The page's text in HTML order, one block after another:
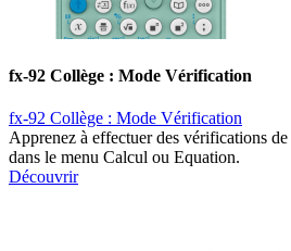
fx-92 Collège : Mode Vérification
fx-92 Collège : Mode Vérification
Apprenez à effectuer des vérifications
dans le menu Calcul ou Equation.
Découvrir